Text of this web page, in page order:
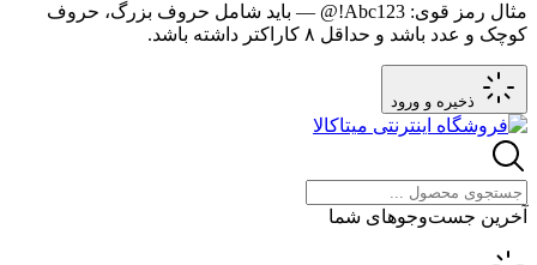
مثال رمز قوی: Abc123!@
— باید شامل حروف بزرگ، حروف
کوچک و عدد باشد و حداقل ۸ کاراکتر داشته باشد.
ذخیره و ورود
آخرین جست‌وجوهای شما